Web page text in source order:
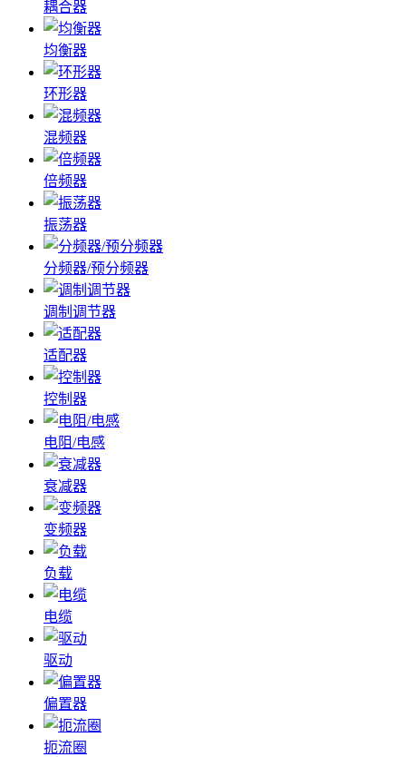
耦合器
均衡器
环形器
混频器
倍频器
振荡器
分频器/预分频器
调制调节器
适配器
控制器
电阻/电感
衰减器
变频器
负载
电缆
驱动
偏置器
扼流圈